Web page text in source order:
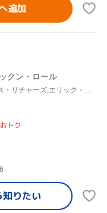
追加
クン・ロール
トク
知りたい